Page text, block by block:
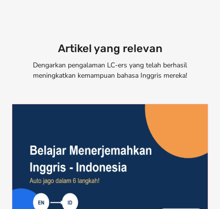
Artikel yang relevan
Dengarkan pengalaman LC-ers yang telah berhasil
meningkatkan kemampuan bahasa Inggris mereka!